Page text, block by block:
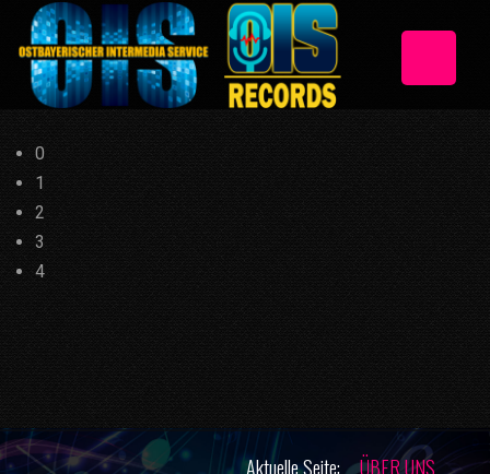
0
1
2
3
4
Aktuelle Seite: ÜBER UNS